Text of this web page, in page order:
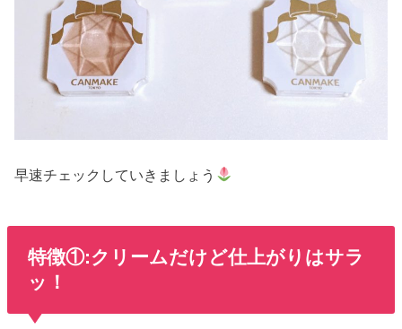
早速チェックしていきましょう
特徴①:クリームだけど仕上がりはサラ
ッ！